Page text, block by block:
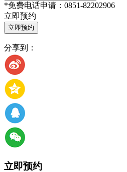
*免费电话申请： 0851-82202906
立即预约
分享到：
立即预约